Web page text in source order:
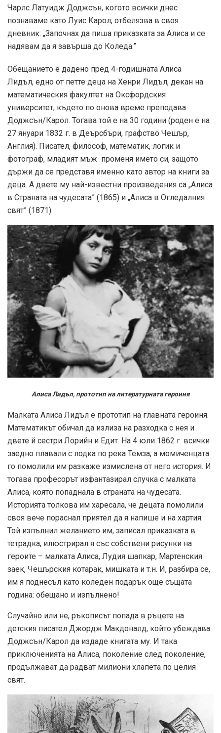
Чарлс Латуидж Доджсън, когото всички днес
познаваме като Луис Карол, отбелязва в своя
дневник: „Започнах да пиша приказката за Алиса и се
надявам да я завърша до Коледа.”
Обещанието е дадено пред 4-годишната Алиса
Лидъл, едно от петте деца на Хенри Лидъл, декан на
математическия факултет на Оксфордския
университет, където по онова време преподава
Доджсън/Карол. Тогава той е на 30 години (роден е на
27 януари 1832 г. в Деърсбъри, графство Чешър,
Англия). Писател, философ, математик, логик и
фотограф, младият мъж променя името си, защото
държи да се представя именно като автор на книги за
деца. А двете му най-известни произведения са „Алиса
в Страната на чудесата” (1865) и „Алиса в Огледалния
свят” (1871).
Алиса Лидъл, прототип на литературната героиня
Малката Алиса Лидъл е прототип на главната героиня.
Математикът обичал да излиза на разходка с нея и
двете й сестри Лорийн и Едит. На 4 юли 1862 г. всички
заедно плавали с лодка по река Темза, а момиченцата
го помолили им разкаже измислена от него история. И
тогава професорът изфантазирал случка с малката
Алиса, която попаднала в страната на чудесата.
Историята толкова им харесала, че децата помолили
своя вече пораснал приятел да я напише и на хартия.
Той изпълнил желанието им, записал приказката в
тетрадка, илюстрирал я със собствени рисунки на
героите – малката Алиса, Лудия шапкар, Мартенския
заек, Чешърския котарак, мишката и т.н. И, разбира се,
им я поднесъл като коледен подарък още същата
година: обещано и изпълнено!
Случайно или не, ръкописът попада в ръцете на
детския писател Джордж Макдоналд, който убеждава
Доджсън/Карол да издаде книгата му. И така
приключенията на Алиса, поколение след поколение,
продължават да радват милиони хлапета по целия
свят.